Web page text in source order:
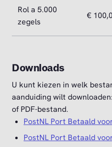
Rol a 5.000
zegels
€
Downloads
U kunt kiezen in welk
aanduiding wilt
of PDF-bestand.
PostNL Port Betaald
PostNL Port Betaald